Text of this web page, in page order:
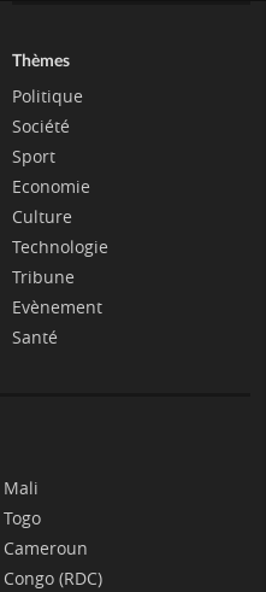
Thèmes
Politique
Société
Sport
Economie
Culture
Technologie
Tribune
Evènement
Santé
Mali
Togo
Cameroun
Congo (RDC)